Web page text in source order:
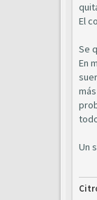
El
Se
En
Un